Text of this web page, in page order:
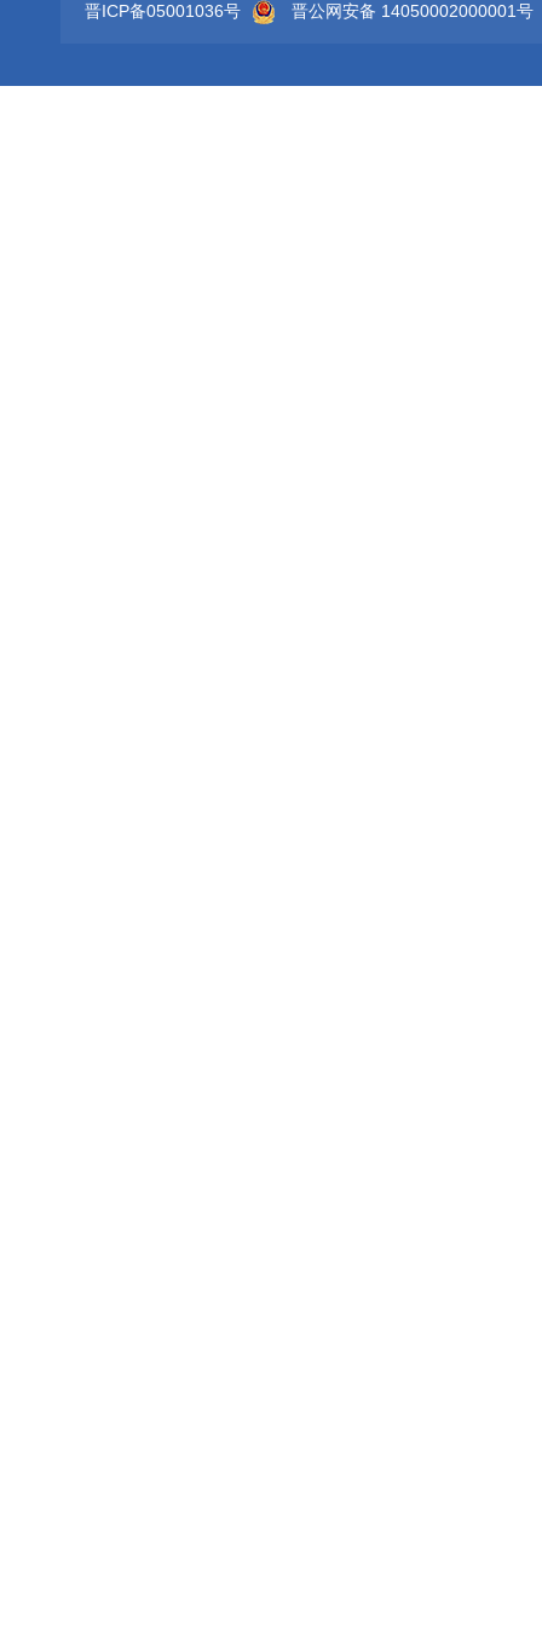
晋ICP备05001036号
晋公网安备 14050002000001号